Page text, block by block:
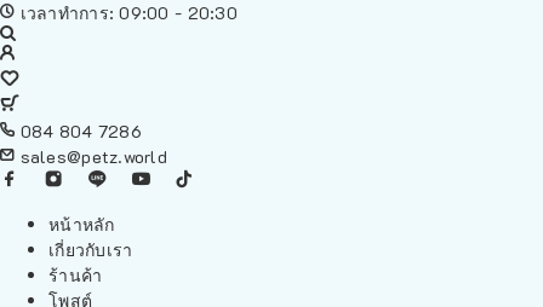
เวลาทำการ: 09:00 - 20:30
084 804 7286
sales@petz.world
หน้าหลัก
เกี่ยวกับเรา
ร้านค้า
โพสต์